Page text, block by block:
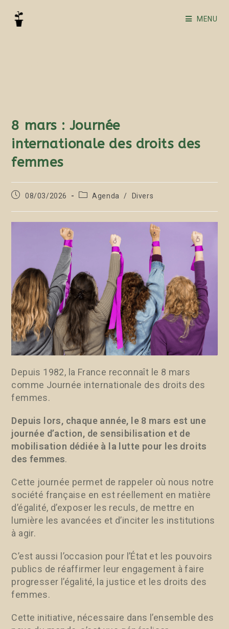
MENU
8 mars : Journée
internationale des droits des
femmes
08/03/2026 Agenda / Divers
Depuis 1982, la France reconnaît le 8 mars
comme Journée internationale des droits des
femmes.
Depuis lors, chaque année, le 8 mars est une
journée d’action, de sensibilisation et de
mobilisation dédiée à la lutte pour les droits
des femmes.
Cette journée permet de rappeler où nous notre
société française en est réellement en matière
d’égalité, d’exposer les reculs, de mettre en
lumière les avancées et d’inciter les institutions
à agir.
C’est aussi l’occasion pour l’État et les pouvoirs
publics de réaffirmer leur engagement à faire
progresser l’égalité, la justice et les droits des
femmes.
Cette initiative, nécessaire dans l’ensemble des